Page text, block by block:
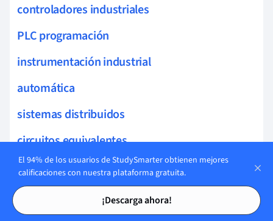
Tarjetas de estudio
Tarjetas de estudio
controladores industriales
PLC programación
instrumentación industrial
automática
sistemas distribuidos
circuitos equivalentes
circuitos de control
lógica programable
El 94% de los usuarios de StudySmarter obtienen mejores
calificaciones con nuestra plataforma gratuita.
¡Descarga ahora!